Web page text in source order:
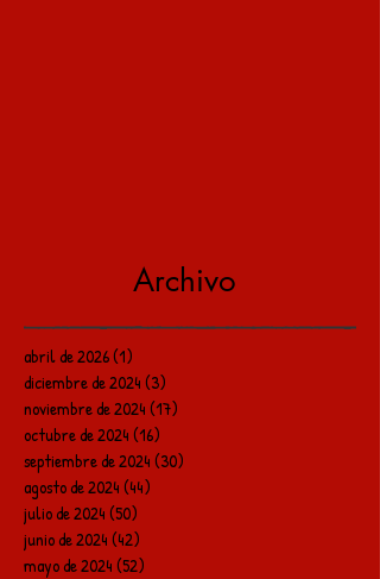
Archivo
abril de 2026(1)
diciembre de 2024(3)
noviembre de 2024(17)
octubre de 2024(16)
septiembre de 2024(30)
agosto de 2024(44)
julio de 2024(50)
junio de 2024(42)
mayo de 2024(52)